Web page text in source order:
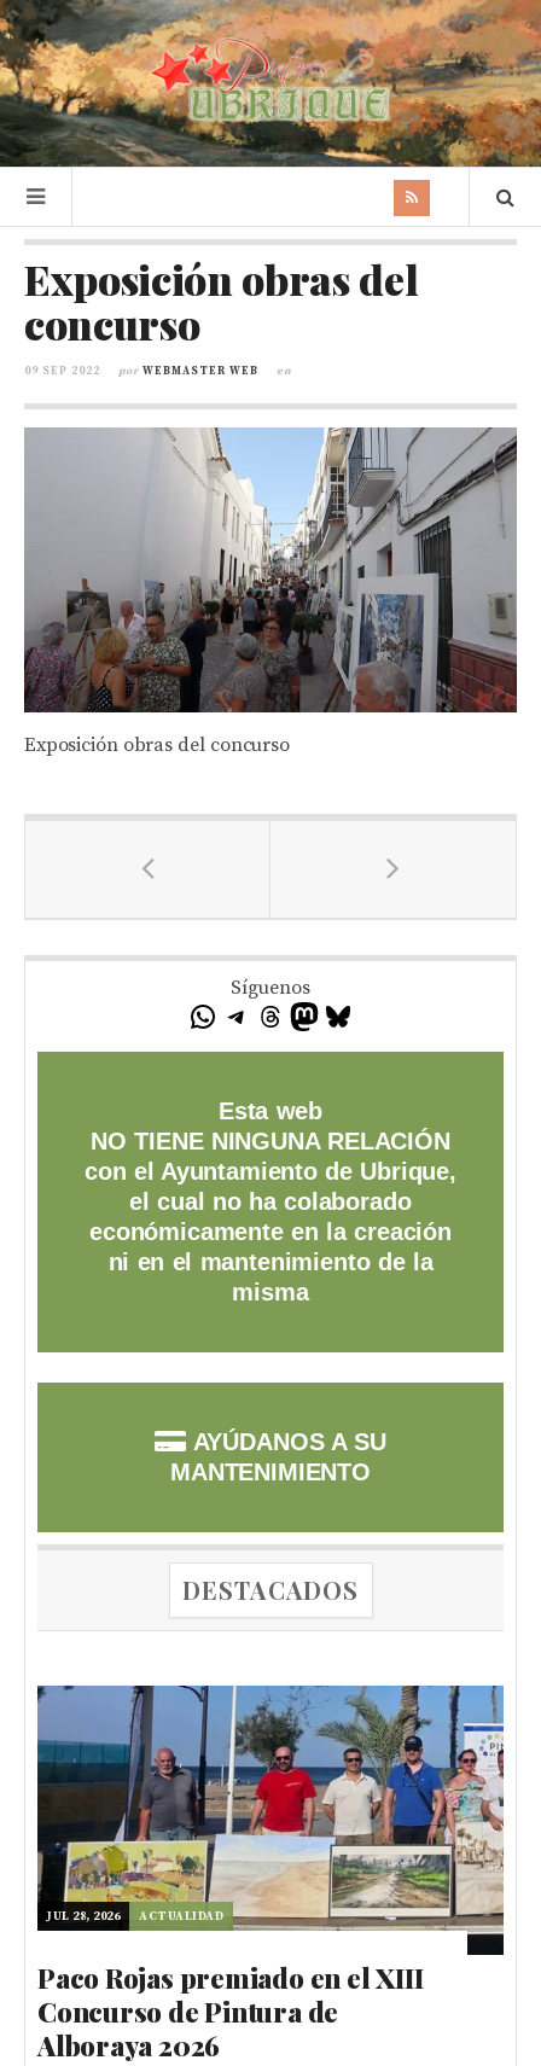
Exposición obras del
concurso
09 SEP 2022 por WEBMASTER WEB en
Exposición obras del concurso
Síguenos
Esta web
NO TIENE NINGUNA RELACIÓN
con el Ayuntamiento de Ubrique,
el cual no ha colaborado
económicamente en la creación
ni en el mantenimiento de la
misma
AYÚDANOS A SU
MANTENIMIENTO
DESTACADOS
JUL 28, 2026 ACTUALIDAD
Paco Rojas premiado en el XIII
Concurso de Pintura de
Alboraya 2026